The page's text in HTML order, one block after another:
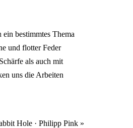
bestimmtes Thema
und flotter Feder
als auch mit
uns die Arbeiten
Hole · Philipp Pink »